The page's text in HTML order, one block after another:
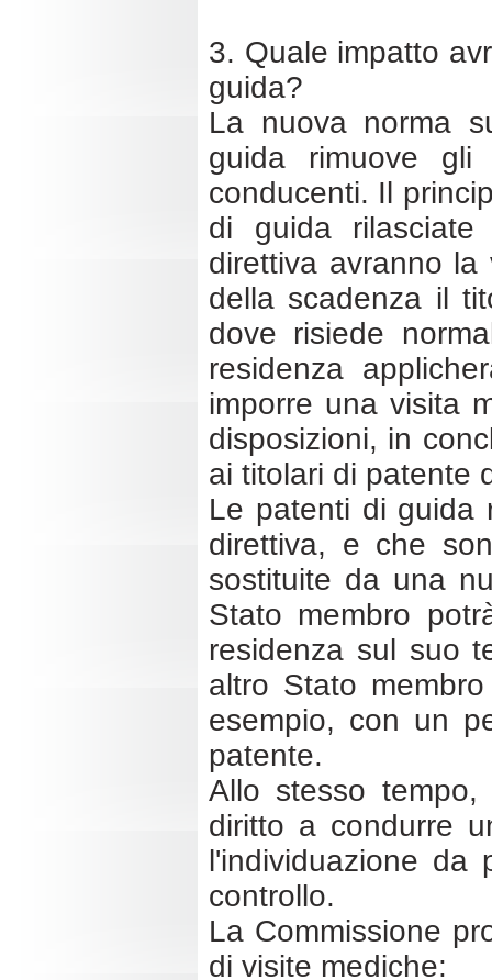
3. Quale impatto
guida?
La nuova norma
guida rimuove gli
conducenti. Il
di guida
direttiva avranno
della scadenza il
dove risiede
residenza
imporre una visita
disposizioni, in
ai titolari di patente
Le patenti di guida
direttiva, e che
sostituite da una
Stato membro
residenza sul suo
altro Stato
esempio, con un
patente.
Allo stesso
diritto a condurre
l'individuazione da
controllo.
La Commissione
di visite mediche: